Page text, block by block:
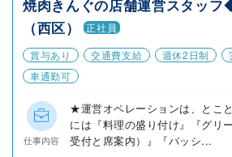
焼肉きんぐの店舗運営スタッ
（西区）
正社員
賞与あり
交通費支給 週休2日制
車通勤可
仕事内容
★運営オペレーションは、とこ
には『料理の盛り付け』『グリ
受付と席案内）』『バッシ...